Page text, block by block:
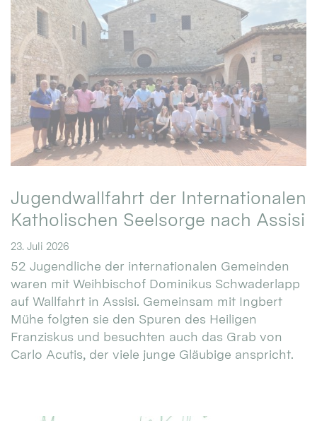
Jugendwallfahrt der Internationalen
Katholischen Seelsorge nach Assisi
23. Juli 2026
52 Jugendliche der internationalen Gemeinden
waren mit Weihbischof Dominikus Schwaderlapp
auf Wallfahrt in Assisi. Gemeinsam mit Ingbert
Mühe folgten sie den Spuren des Heiligen
Franziskus und besuchten auch das Grab von
Carlo Acutis, der viele junge Gläubige anspricht.